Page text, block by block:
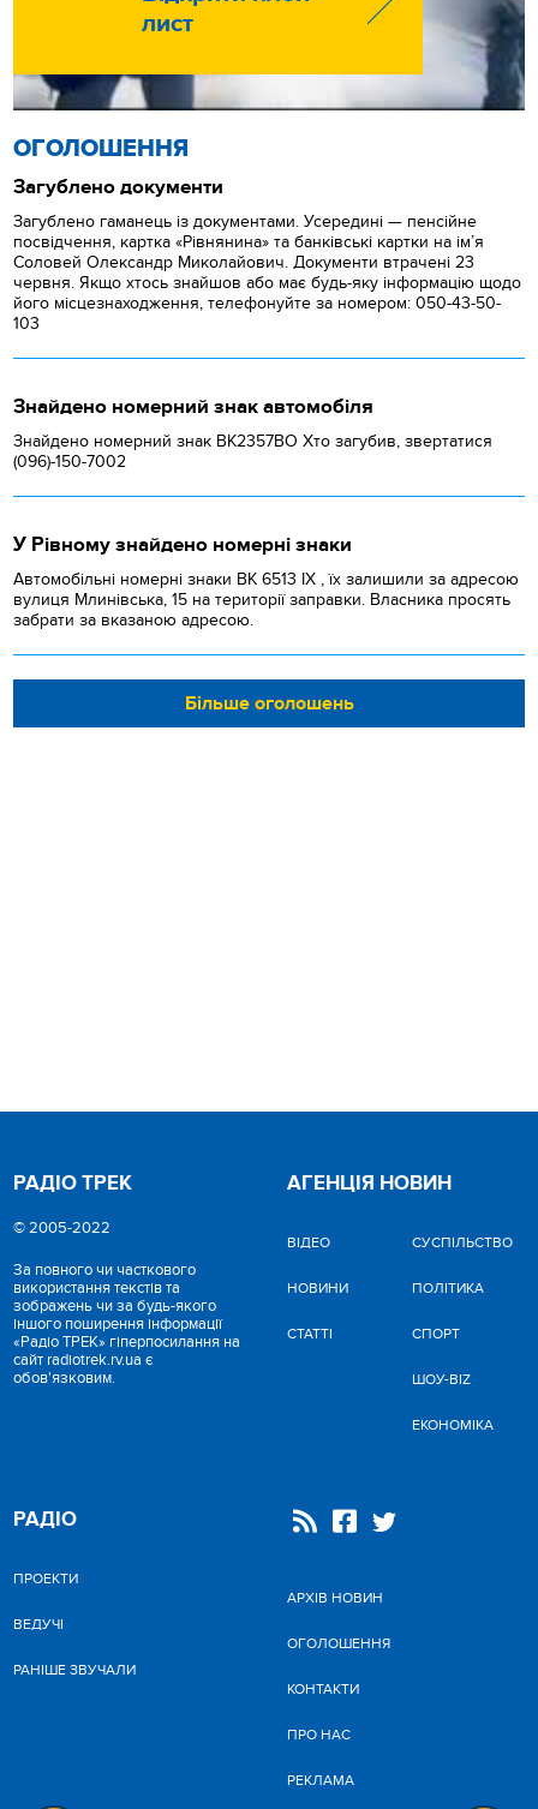
лист
ОГОЛОШЕННЯ
Загублено документи
Загублено гаманець із документами. Усередині — пенсійне
посвідчення, картка «Рівнянина» та банківські картки на ім’я
Соловей Олександр Миколайович. Документи втрачені 23
червня. Якщо хтось знайшов або має будь-яку інформацію щодо
його місцезнаходження, телефонуйте за номером: 050-43-50-
103
Знайдено номерний знак автомобіля
Знайдено номерний знак ВК2357ВО Хто загубив, звертатися
(096)-150-7002
У Рівному знайдено номерні знаки
Автомобільні номерні знаки BK 6513 IX , їх залишили за адресою
вулиця Млинівська, 15 на території заправки. Власника просять
забрати за вказаною адресою.
Більше оголошень
РАДІО ТРЕК
© 2005-2022
За повного чи часткового
використання текстів та
зображень чи за будь-якого
іншого поширення інформації
«Радіо ТРЕК» гіперпосилання на
сайт radiotrek.rv.ua є
обов'язковим.
АГЕНЦІЯ НОВИН
ВІДЕО
НОВИНИ
СТАТТІ
CУСПІЛЬСТВО
ПОЛІТИКА
СПОРТ
ШОУ-BIZ
ЕКОНОМІКА
РАДІО
ПРОЕКТИ
ВЕДУЧІ
РАНІШЕ ЗВУЧАЛИ
АРХІВ НОВИН
ОГОЛОШЕННЯ
КОНТАКТИ
ПРО НАС
РЕКЛАМА